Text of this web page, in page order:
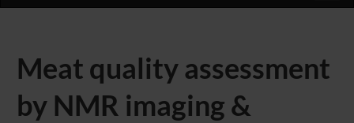
Meat quality assessment
by NMR imaging &